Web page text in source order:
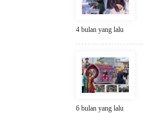
4 bulan yang lalu
6 bulan yang lalu